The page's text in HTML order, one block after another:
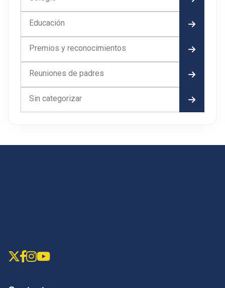
Educación
Premios y reconocimientos
Reuniones de padres
Sin categorizar